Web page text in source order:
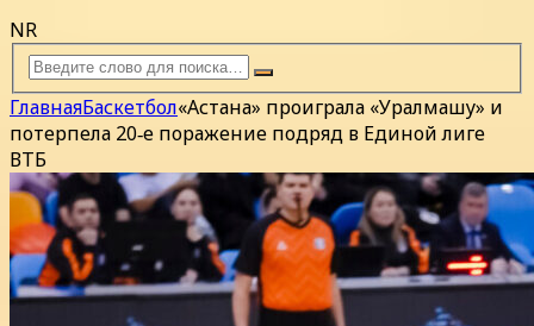
NR
ГлавнаяБаскетбол«Астана» проиграла «Уралмашу» и
потерпела 20‑е поражение подряд в Единой лиге
ВТБ